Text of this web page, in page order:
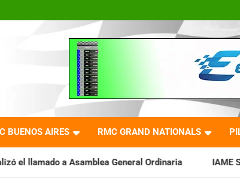
BUENOS AIRES RMC GRAND NATIONALS
General Ordinaria IAME SERIES ARGENTINA: